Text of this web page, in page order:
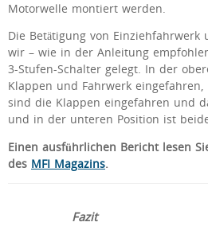
Motorwelle montiert werden.
Die Betätigung von Einziehfahrwerk
wir – wie in der Anleitung
3-Stufen-Schalter gelegt. In der
Klappen und Fahrwerk
sind die Klappen eingefahren und
und in der unteren Position ist
Einen ausführlichen Bericht lesen
des MFI Magazins.
Fazit